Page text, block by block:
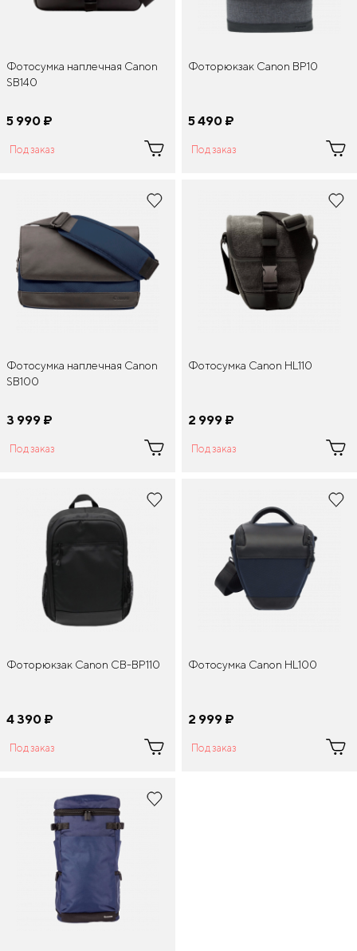
Фотосумка наплечная Canon
SB140
5 990 ¤
Под заказ
Фоторюкзак Canon BP10
5 490 ¤
Под заказ
Фотосумка наплечная Canon
SB100
3 999 ¤
Под заказ
Фотосумка Canon HL110
2 999 ¤
Под заказ
Фоторюкзак Canon CB-BP110
4 390 ¤
Под заказ
Фотосумка Canon HL100
2 999 ¤
Под заказ